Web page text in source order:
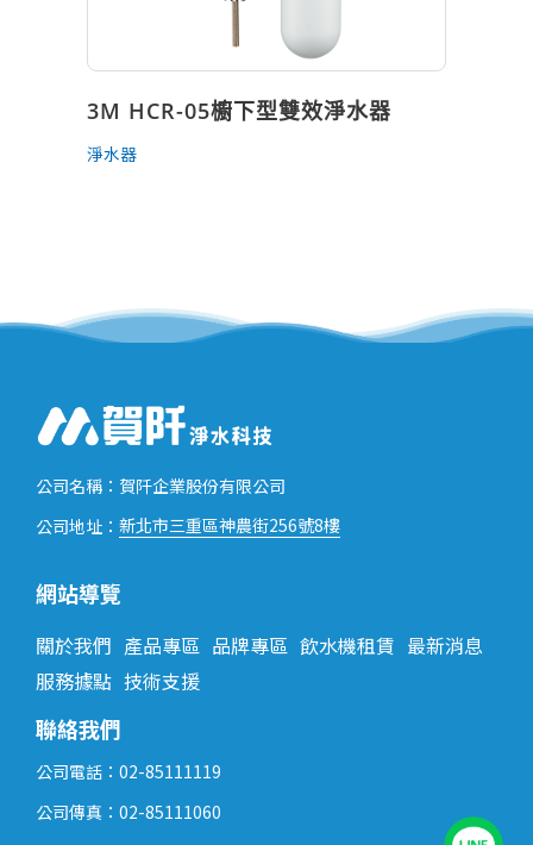
3M HCR-05櫥下型雙效淨水器
淨水器
公司名稱：賀阡企業股份有限公司
公司地址： 新北市三重區神農街256號8樓
網站導覽
關於我們 產品專區 品牌專區 飲水機租賃 最新消息
服務據點 技術支援
聯絡我們
公司電話：02-85111119
公司傳真：02-85111060